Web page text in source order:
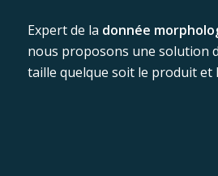
Expert de la donnée
nous proposons une solution
taille quelque soit le produit et